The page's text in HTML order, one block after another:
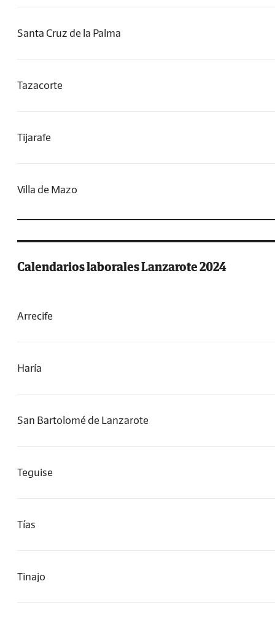
Santa Cruz de la Palma
Tazacorte
Tijarafe
Villa de Mazo
Calendarios laborales Lanzarote 2024
Arrecife
Haría
San Bartolomé de Lanzarote
Teguise
Tías
Tinajo